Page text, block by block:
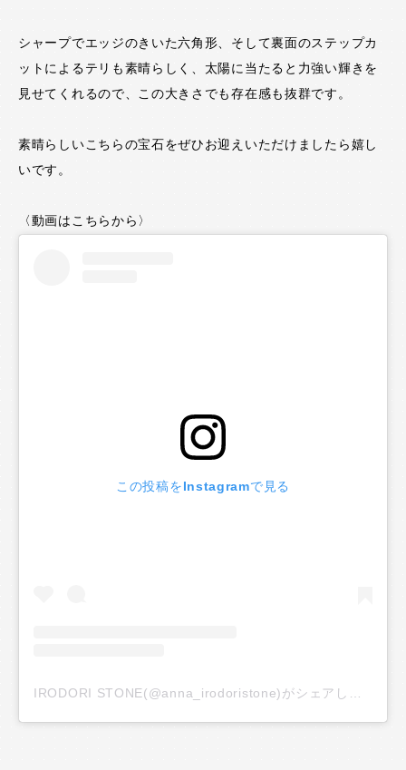
シャープでエッジのきいた六角形、そして裏面のステップカ
ットによるテリも素晴らしく、太陽に当たると力強い輝きを
見せてくれるので、この大きさでも存在感も抜群です。
素晴らしいこちらの宝石をぜひお迎えいただけましたら嬉し
いです。
〈動画はこちらから〉
この投稿をInstagramで見る